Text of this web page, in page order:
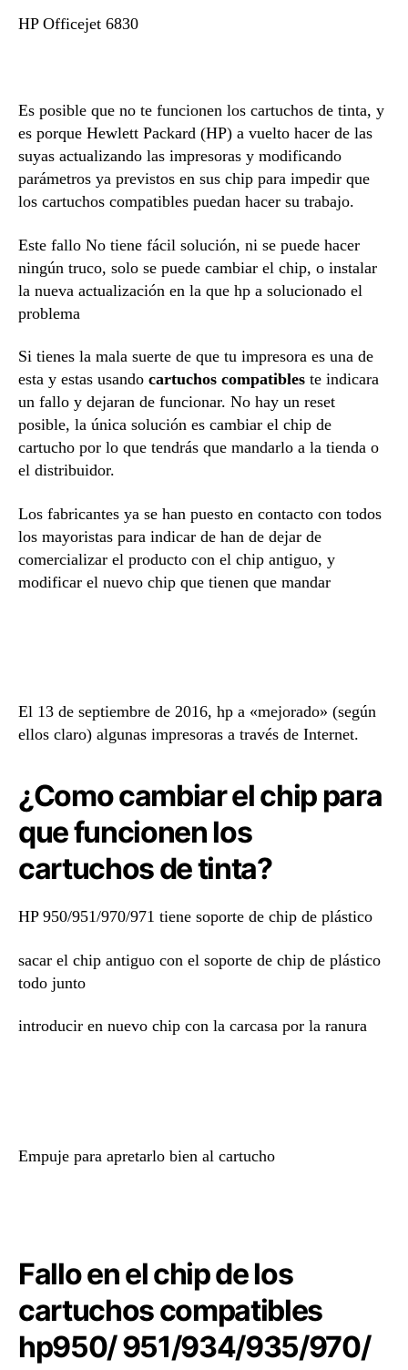
HP Officejet 6830
Es posible que no te funcionen los cartuchos de tinta, y
es porque Hewlett Packard (HP) a vuelto hacer de las
suyas actualizando las impresoras y modificando
parámetros ya previstos en sus chip para impedir que
los cartuchos compatibles puedan hacer su trabajo.
Este fallo No tiene fácil solución, ni se puede hacer
ningún truco, solo se puede cambiar el chip, o instalar
la nueva actualización en la que hp a solucionado el
problema
Si tienes la mala suerte de que tu impresora es una de
esta y estas usando cartuchos compatibles te indicara
un fallo y dejaran de funcionar. No hay un reset
posible, la única solución es cambiar el chip de
cartucho por lo que tendrás que mandarlo a la tienda o
el distribuidor.
Los fabricantes ya se han puesto en contacto con todos
los mayoristas para indicar de han de dejar de
comercializar el producto con el chip antiguo, y
modificar el nuevo chip que tienen que mandar
El 13 de septiembre de 2016, hp a «mejorado» (según
ellos claro) algunas impresoras a través de Internet.
¿Como cambiar el chip para
que funcionen los
cartuchos de tinta?
HP 950/951/970/971 tiene soporte de chip de plástico
sacar el chip antiguo con el soporte de chip de plástico
todo junto
introducir en nuevo chip con la carcasa por la ranura
Empuje para apretarlo bien al cartucho
Fallo en el chip de los
cartuchos compatibles
hp950/ 951/934/935/970/